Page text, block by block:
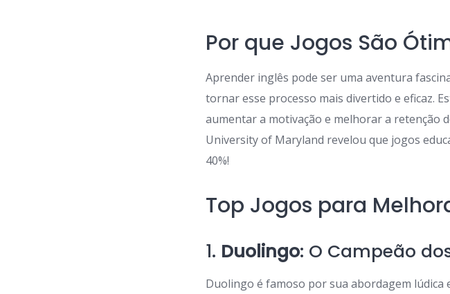
Por que Jogos São
Aprender inglês pode ser uma aventura
tornar esse processo mais divertido e eficaz.
aumentar a motivação e melhorar a retenção
University of Maryland revelou que jogos
40%!
Top Jogos para
1. Duolingo: O Campeão
Duolingo é famoso por sua abordagem lúdica